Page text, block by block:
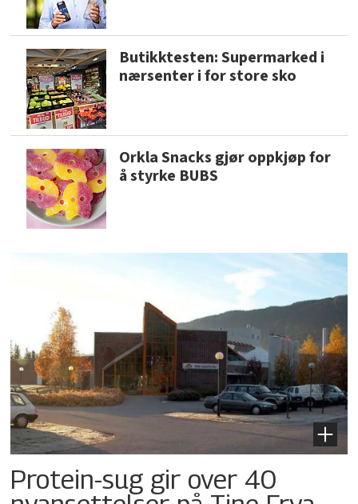
Butikktesten: Supermarked i
nærsenter i for store sko
Orkla Snacks gjør oppkjøp for
å styrke BUBS
Protein-sug gir over 40